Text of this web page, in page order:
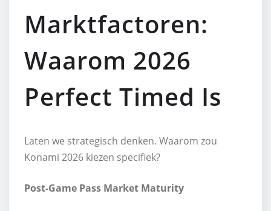
Marktfactoren:
Waarom 2026
Perfect Timed Is
Laten we strategisch denken. Waarom zou
Konami 2026 kiezen specifiek?
Post-Game Pass Market Maturity